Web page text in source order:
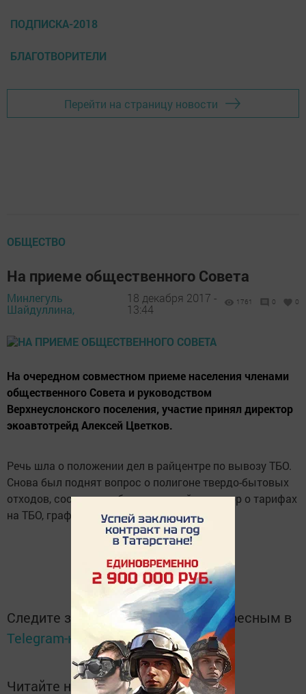
ПОДПИСКА-2018
БЛАГОТВОРИТЕЛИ
Перейти на страницу новости
ОБЩЕСТВО
На приеме общественного Совета
Минлегуль
Шайдуллина,
18 декабря 2017 -
13:44
1761 0 0
На очередном совместном приеме населения членами
общественного Совета и руководством
Верхнеуслонского поселения, участие принял директор
экоавтотрейд Алексей Цветков.
Речь шла о положении дел в райцентре по вывозу ТБО.
Снова был поднят вопрос о полигоне твердо-бытовых
отходов, состоялся обстоятельный разговор о тарифах
на ТБО, графике вывоза мусора.
Следите за самым важным и интересным в
Telegram-каналеТатмедиа
Читайте новости Татарстана в